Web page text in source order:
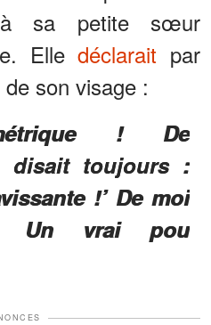
sa petite sœur
Elledéclarait par
son visage :
! De
disait toujours :
!’ De moi
Un vrai pou